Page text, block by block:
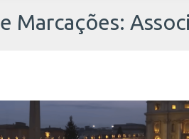
Marcações: